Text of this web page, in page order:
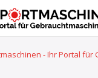
- Ihr Portal für